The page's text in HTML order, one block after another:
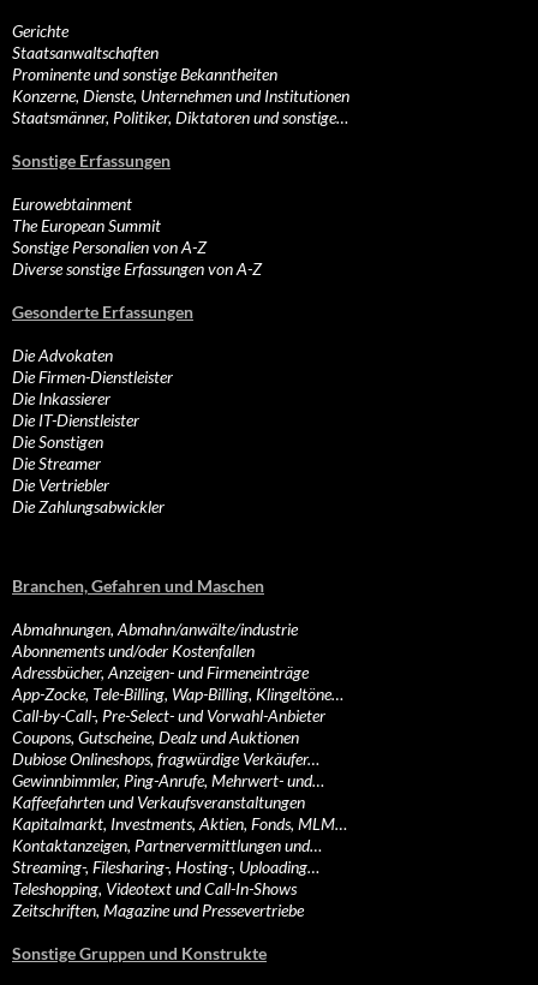
Gerichte
Staatsanwaltschaften
Prominente und sonstige Bekanntheiten
Konzerne, Dienste, Unternehmen und Institutionen
Staatsmänner, Politiker, Diktatoren und sonstige…
Sonstige Erfassungen
Eurowebtainment
The European Summit
Sonstige Personalien von A-Z
Diverse sonstige Erfassungen von A-Z
Gesonderte Erfassungen
Die Advokaten
Die Firmen-Dienstleister
Die Inkassierer
Die IT-Dienstleister
Die Sonstigen
Die Streamer
Die Vertriebler
Die Zahlungsabwickler
Branchen, Gefahren und Maschen
Abmahnungen, Abmahn/anwälte/industrie
Abonnements und/oder Kostenfallen
Adressbücher, Anzeigen- und Firmeneinträge
App-Zocke, Tele-Billing, Wap-Billing, Klingeltöne…
Call-by-Call-, Pre-Select- und Vorwahl-Anbieter
Coupons, Gutscheine, Dealz und Auktionen
Dubiose Onlineshops, fragwürdige Verkäufer…
Gewinnbimmler, Ping-Anrufe, Mehrwert- und…
Kaffeefahrten und Verkaufsveranstaltungen
Kapitalmarkt, Investments, Aktien, Fonds, MLM…
Kontaktanzeigen, Partnervermittlungen und…
Streaming-, Filesharing-, Hosting-, Uploading…
Teleshopping, Videotext und Call-In-Shows
Zeitschriften, Magazine und Pressevertriebe
Sonstige Gruppen und Konstrukte